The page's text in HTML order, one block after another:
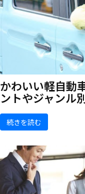
かわいい軽自動
ントやジャンル
続きを読む